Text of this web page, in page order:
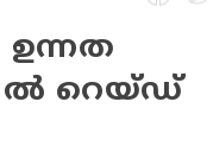
ഉന്നത
റെയ്ഡ്